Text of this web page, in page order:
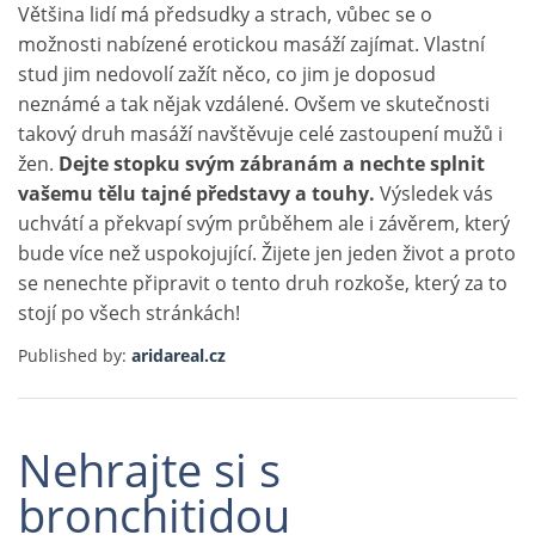
Většina lidí má předsudky a strach, vůbec se o
možnosti nabízené erotickou masáží zajímat. Vlastní
stud jim nedovolí zažít něco, co jim je doposud
neznámé a tak nějak vzdálené. Ovšem ve skutečnosti
takový druh masážínavštěvuje celé zastoupení mužů i
žen. Dejte stopku svým zábranám a nechte splnit
vašemu tělu tajné představy a touhy. Výsledek vás
uchvátí a překvapí svým průběhem ale i závěrem, který
bude více než uspokojující. Žijete jen jeden život a proto
se nenechte připravit o tento druh rozkoše, který za to
stojí po všech stránkách!
Published by: aridareal.cz
Nehrajte si s
bronchitidou